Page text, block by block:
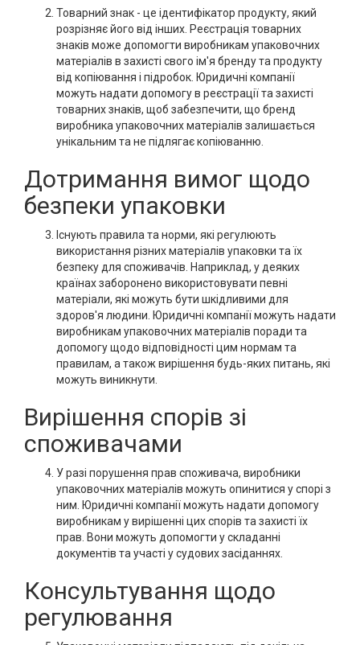
Товарний знак - це ідентифікатор продукту, який
розрізняє його від інших. Реєстрація товарних
знаків може допомогти виробникам упаковочних
матеріалів в захисті свого ім'я бренду та продукту
від копіювання і підробок. Юридичні компанії
можуть надати допомогу в реєстрації та захисті
товарних знаків, щоб забезпечити, що бренд
виробника упаковочних матеріалів залишається
унікальним та не підлягає копіюванню.
Дотримання вимог щодо
безпеки упаковки
Існують правила та норми, які регулюють
використання різних матеріалів упаковки та їх
безпеку для споживачів. Наприклад, у деяких
країнах заборонено використовувати певні
матеріали, які можуть бути шкідливими для
здоров'я людини. Юридичні компанії можуть надати
виробникам упаковочних матеріалів поради та
допомогу щодо відповідності цим нормам та
правилам, а також вирішення будь-яких питань, які
можуть виникнути.
Вирішення спорів зі
споживачами
У разі порушення прав споживача, виробники
упаковочних матеріалів можуть опинитися у спорі з
ним. Юридичні компанії можуть надати допомогу
виробникам у вирішенні цих спорів та захисті їх
прав. Вони можуть допомогти у складанні
документів та участі у судових засіданнях.
Консультування щодо
регулювання